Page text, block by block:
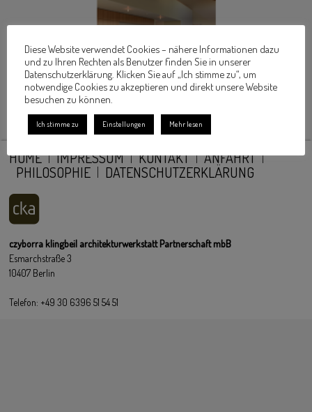
HOME IMPRESSUM KONTAKT
ANFAHRT
PHILOSOPHIE
DATENSCHUTZERKLÄRUNG
czyborra klingbeil architekturwerkstatt Partnerschaft mbB
Esmarchstraße 3
10407 Berlin
Telefon: +49 30 6396 51 54 51
Diese Website verwendet Cookies – nähere Informationen dazu
und zu Ihren Rechten als Benutzer finden Sie in unserer
Datenschutzerklärung. Klicken Sie auf „Ich stimme zu“, um
notwendige Cookies zu akzeptieren und direkt unsere Website
besuchen zu können.
Ich stimme zu Einstellungen Mehr lesen